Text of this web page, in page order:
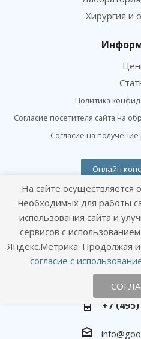
Хирургия и
Политика
Согласие посетителя сайта на
Согласие на
Онлайн
+7
На сайте осуществляется
необходимых для работы
использования сайта и
сервисов с
Яндекс.Метрика. Продолжая
согласие с